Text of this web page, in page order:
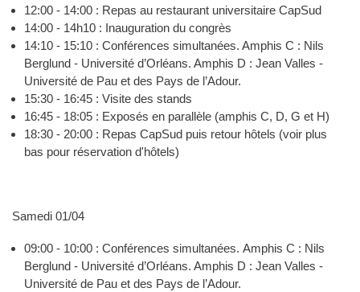
12:00 - 14:00 : Repas au restaurant universitaire CapSud
14:00 - 14h10 : Inauguration du congrès
14:10 - 15:10 : Conférences simultanées. Amphis C : Nils
Berglund - Université d’Orléans. Amphis D : Jean Valles -
Université de Pau et des Pays de l’Adour.
15:30 - 16:45 : Visite des stands
16:45 - 18:05 : Exposés en parallèle (amphis C, D, G et H)
18:30 - 20:00 : Repas CapSud puis retour hôtels (voir plus
bas pour réservation d'hôtels)
Samedi 01/04
09:00 - 10:00 : Conférences simultanées. Amphis C : Nils
Berglund - Université d’Orléans. Amphis D : Jean Valles -
Université de Pau et des Pays de l’Adour.